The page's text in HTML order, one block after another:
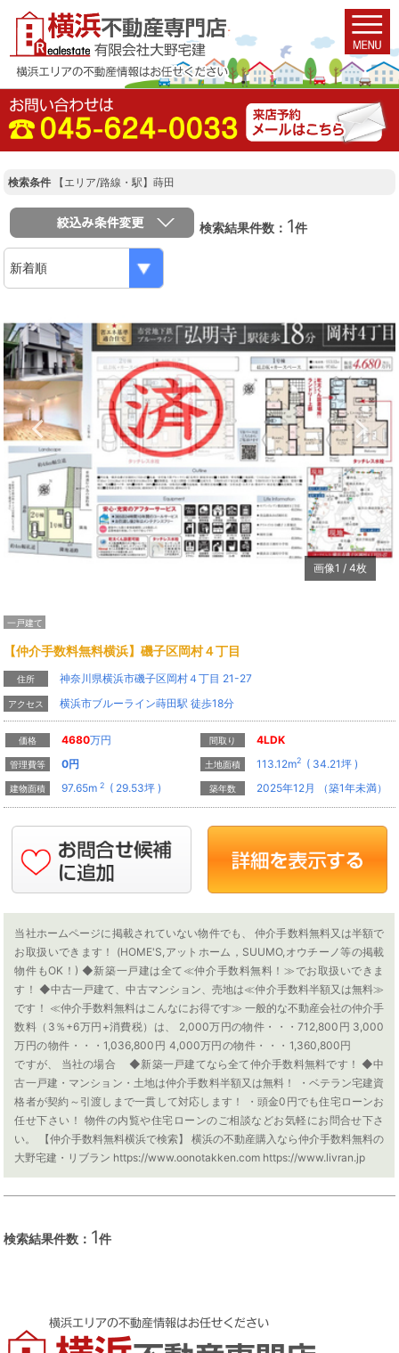
検索条件 【エリア/路線・駅】蒔田
検索結果件数： 1件
Previous
画像1 / 4枚
一戸建て
【仲介手数料無料横浜】磯子区岡村４丁目
住所 神奈川県横浜市磯子区岡村４丁目 21-27
アクセス 横浜市ブルーライン蒔田駅 徒歩18分
価格 4680万円
管理費等 0円
建物面積 97.65m 2( 29.53坪 )
間取り 4LDK
土地面積 113.12m2 ( 34.21坪 )
築年数 2025年12月 （築1年未満）
当社ホームページに掲載されていない物件でも、 仲介手数料無料又は半額で
お取扱いできます！ (HOME'S,アットホーム，SUUMO,オウチーノ等の掲載
物件もOK！) ◆新築一戸建は全て≪仲介手数料無料！≫でお取扱いできま
す！ ◆中古一戸建て、中古マンション、売地は≪仲介手数料半額又は無料≫
です！ ≪仲介手数料無料はこんなにお得です≫ 一般的な不動産会社の仲介手
数料（3％+6万円+消費税）は、 2,000万円の物件・・・712,800円 3,000
万円の物件・・・1,036,800円 4,000万円の物件・・・1,360,800円
ですが、 当社の場合 ◆新築一戸建てなら全て仲介手数料無料です！ ◆中
古一戸建・マンション・土地は仲介手数料半額又は無料！ ・ベテラン宅建資
格者が契約～引渡しまで一貫して対応します！ ・頭金0円でも住宅ローンお
任せ下さい！ 物件の内覧や住宅ローンのご相談などお気軽にお問合せ下さ
い。 【仲介手数料無料横浜で検索】 横浜の不動産購入なら仲介手数料無料の
大野宅建・リブラン https://www.oonotakken.com https://www.livran.jp
検索結果件数： 1件